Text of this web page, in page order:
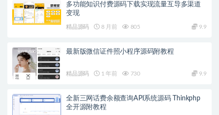
多功能知识付费源码下载实现流量互导多渠道
变现
精品源码 8 月前 805 9.9
最新版微信证件照小程序源码附教程
精品源码 1 年前 730 9.9
全新三网话费余额查询API系统源码 Thinkphp
全开源附教程